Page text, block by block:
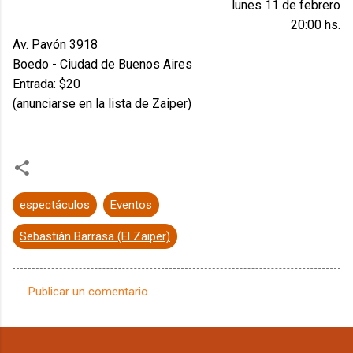
lunes 11 de febrero
20:00 hs.
Av. Pavón 3918
Boedo - Ciudad de Buenos Aires
Entrada: $20
(anunciarse en la lista de Zaiper)
espectáculos Eventos
Sebastián Barrasa (El Zaiper)
o
Publicar un comentario